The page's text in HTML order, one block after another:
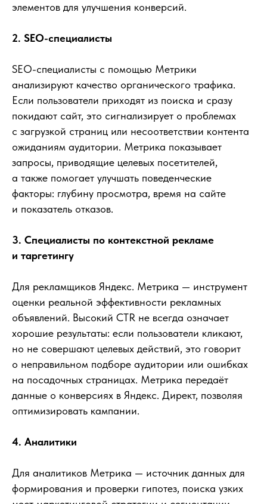
элементов для улучшения конверсий.
2. SEO-специалисты
SEO-специалисты с помощью Метрики
анализируют качество органического трафика.
Если пользователи приходят из поиска и сразу
покидают сайт, это сигнализирует о проблемах
с загрузкой страниц или несоответствии контента
ожиданиям аудитории. Метрика показывает
запросы, приводящие целевых посетителей,
а также помогает улучшать поведенческие
факторы: глубину просмотра, время на сайте
и показатель отказов.
3. Специалисты по контекстной рекламе
и таргетингу
Для рекламщиков Яндекс. Метрика — инструмент
оценки реальной эффективности рекламных
объявлений. Высокий CTR не всегда означает
хорошие результаты: если пользователи кликают,
но не совершают целевых действий, это говорит
о неправильном подборе аудитории или ошибках
на посадочных страницах. Метрика передаёт
данные о конверсиях в Яндекс. Директ, позволяя
оптимизировать кампании.
4. Аналитики
Для аналитиков Метрика — источник данных для
формирования и проверки гипотез, поиска узких